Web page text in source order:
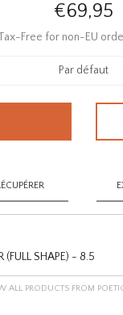
€69,95
Free for non-EU
Par défaut
(FULL SHAPE) - 8.5
ALL PRODUCTS FROM